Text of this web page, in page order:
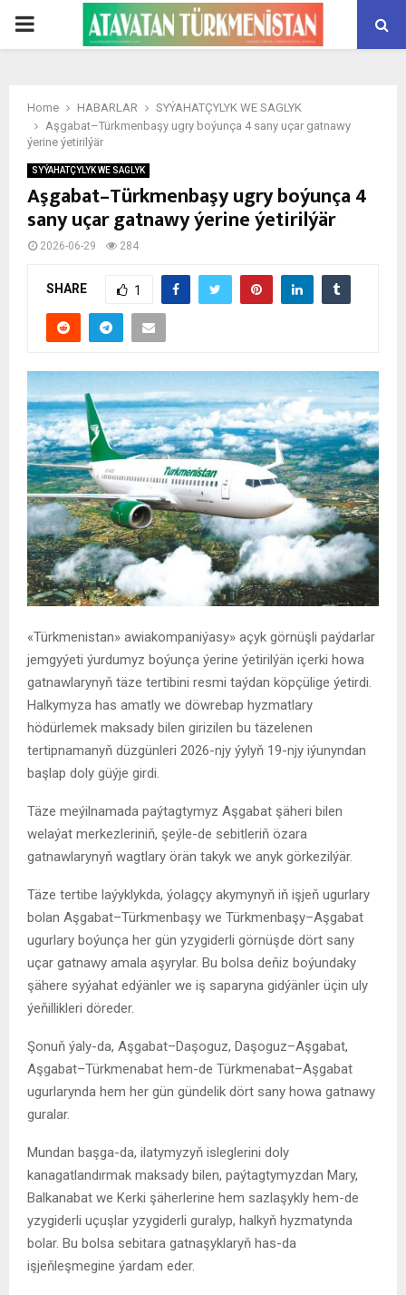
PRIMARY
Home HABARLAR
SYÝAHATÇYLYK WE SAGLYK
Aşgabat–Türkmenbaşy ugry boýunça 4 sany uçar gatnawy
ýerine ýetirilýär
SYÝAHATÇYLYK WE SAGLYK
Aşgabat–Türkmenbaşy ugry boýunça 4
sany uçar gatnawy ýerine ýetirilýär
2026-06-29 284
SHARE 1
«Türkmenistan» awiakompaniýasy» açyk görnüşli paýdarlar
jemgyýeti ýurdumyz boýunça ýerine ýetirilýän içerki howa
gatnawlarynyň täze tertibini resmi taýdan köpçülige ýetirdi.
Halkymyza has amatly we döwrebap hyzmatlary
hödürlemek maksady bilen girizilen bu täzelenen
tertipnamanyň düzgünleri 2026-njy ýylyň 19-njy iýunyndan
başlap doly güýje girdi.
Täze meýilnamada paýtagtymyz Aşgabat şäheri bilen
welaýat merkezleriniň, şeýle-de sebitleriň özara
gatnawlarynyň wagtlary örän takyk we anyk görkezilýär.
Täze tertibe laýyklykda, ýolagçy akymynyň iň işjeň ugurlary
bolan Aşgabat–Türkmenbaşy we Türkmenbaşy–Aşgabat
ugurlary boýunça her gün yzygiderli görnüşde dört sany
uçar gatnawy amala aşyrylar. Bu bolsa deňiz boýundaky
şähere syýahat edýänler we iş saparyna gidýänler üçin uly
ýeňillikleri döreder.
Şonuň ýaly-da, Aşgabat–Daşoguz, Daşoguz–Aşgabat,
Aşgabat–Türkmenabat hem-de Türkmenabat–Aşgabat
ugurlarynda hem her gün gündelik dört sany howa gatnawy
guralar.
Mundan başga-da, ilatymyzyň isleglerini doly
kanagatlandırmak maksady bilen, paýtagtymyzdan Mary,
Balkanabat we Kerki şäherlerine hem sazlaşykly hem-de
yzygiderli uçuşlar yzygiderli guralyp, halkyň hyzmatynda
bolar. Bu bolsa sebitara gatnaşyklaryň has-da
işjeňleşmegine ýardam eder.